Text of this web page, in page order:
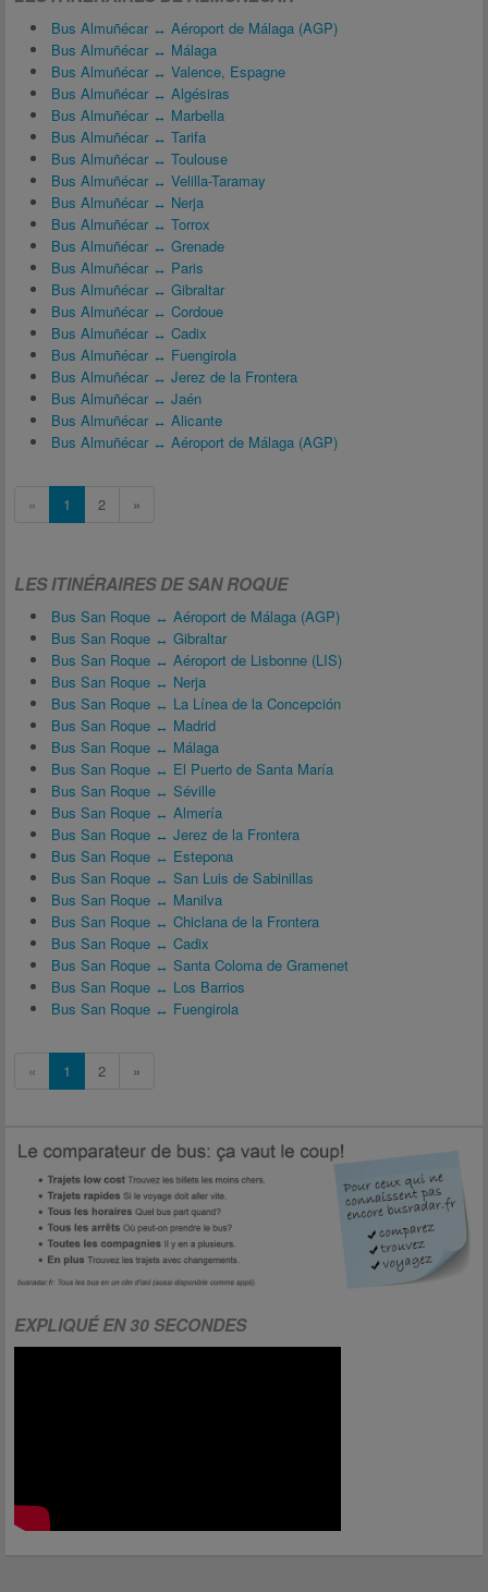
Bus Almuñécar ↔ Aéroport de Málaga (AGP)
Bus Almuñécar ↔ Málaga
Bus Almuñécar ↔ Valence, Espagne
Bus Almuñécar ↔ Algésiras
Bus Almuñécar ↔ Marbella
Bus Almuñécar ↔ Tarifa
Bus Almuñécar ↔ Toulouse
Bus Almuñécar ↔ Velilla-Taramay
Bus Almuñécar ↔ Nerja
Bus Almuñécar ↔ Torrox
Bus Almuñécar ↔ Grenade
Bus Almuñécar ↔ Paris
Bus Almuñécar ↔ Gibraltar
Bus Almuñécar ↔ Cordoue
Bus Almuñécar ↔ Cadix
Bus Almuñécar ↔ Fuengirola
Bus Almuñécar ↔ Jerez de la Frontera
Bus Almuñécar ↔ Jaén
Bus Almuñécar ↔ Alicante
Bus Almuñécar ↔ Aéroport de Málaga (AGP)
« 1 2 »
LES ITINÉRAIRES DE SAN ROQUE
Bus San Roque ↔ Aéroport de Málaga (AGP)
Bus San Roque ↔ Gibraltar
Bus San Roque ↔ Aéroport de Lisbonne (LIS)
Bus San Roque ↔ Nerja
Bus San Roque ↔ La Línea de la Concepción
Bus San Roque ↔ Madrid
Bus San Roque ↔ Málaga
Bus San Roque ↔ El Puerto de Santa María
Bus San Roque ↔ Séville
Bus San Roque ↔ Almería
Bus San Roque ↔ Jerez de la Frontera
Bus San Roque ↔ Estepona
Bus San Roque ↔ San Luis de Sabinillas
Bus San Roque ↔ Manilva
Bus San Roque ↔ Chiclana de la Frontera
Bus San Roque ↔ Cadix
Bus San Roque ↔ Santa Coloma de Gramenet
Bus San Roque ↔ Los Barrios
Bus San Roque ↔ Fuengirola
« 1 2 »
EXPLIQUÉ EN 30 SECONDES